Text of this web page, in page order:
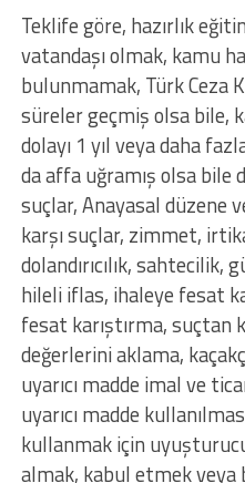
Teklife göre, hazırlık
vatandaşı olmak, kamu
bulunmamak, Türk Ceza
süreler geçmiş olsa bile,
dolayı 1 yıl veya daha
da affa uğramış olsa bile
suçlar, Anayasal düzene
karşı suçlar, zimmet,
dolandırıcılık,
hileli iflas, ihaleye fesat
fesat karıştırma, suçtan
değerlerini aklama,
uyarıcı madde imal ve
uyarıcı madde
kullanmak için
almak, kabul etmek veya